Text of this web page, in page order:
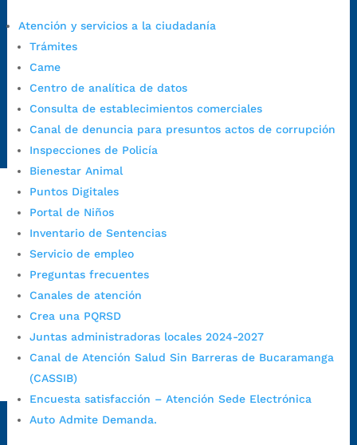
Atención y servicios a la ciudadanía
Trámites
Came
Centro de analítica de datos
Consulta de establecimientos comerciales
Canal de denuncia para presuntos actos de corrupción
Inspecciones de Policía
Bienestar Animal
Puntos Digitales
Portal de Niños
Inventario de Sentencias
Servicio de empleo
Preguntas frecuentes
Canales de atención
Crea una PQRSD
Juntas administradoras locales 2024-2027
Canal de Atención Salud Sin Barreras de Bucaramanga
(CASSIB)
Encuesta satisfacción – Atención Sede Electrónica
Auto Admite Demanda.
judiciales: notificaciones@bucaramanga.gov.co
Canal de denuncia para presuntos actos de corrupción:
https://canaldenuncia.bucaramanga.gov.co/
Emergencia: https://emergencia.bucaramanga.gov.co/
Radique aquí su queja disciplinaria:
https://www.bucaramanga.gov.co/gobierno-ciudadanos-
1/secretarias/oficina-de-control-interno-disciplinario/
Alcaldía de Bucaramanga
@AlcaldíaBGA
Alcaldía de Bucaramanga
PrensaBucaramanga
de Tratamiento de Datos Personales